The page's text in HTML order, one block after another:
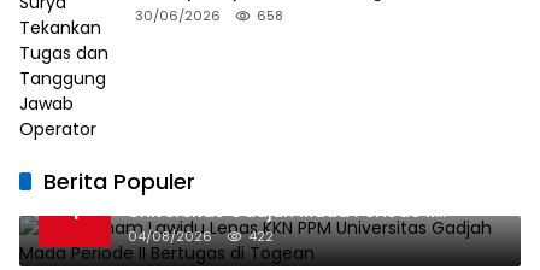
Tanggung Jawab Operator
30/06/2026 658
Berita Populer
1
Bupati Ilham Lawidu Lepas KKN PPM
Universitas Gadjah Mada Periode II
Bertugas di Togean
04/08/2026 422